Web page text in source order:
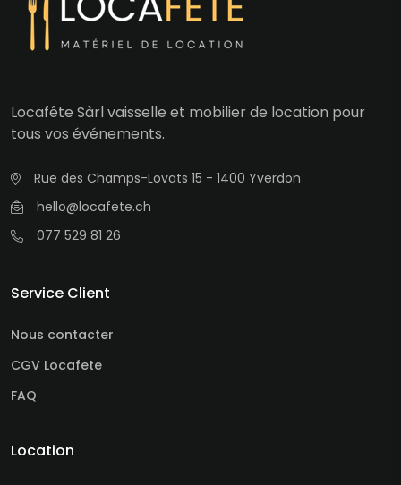
Locafête Sàrl vaisselle et mobilier de location pour
tous vos événements.
Rue des Champs-Lovats 15 - 1400 Yverdon
hello@locafete.ch
077 529 81 26
Service Client
Nous contacter
CGV Locafete
FAQ
Location